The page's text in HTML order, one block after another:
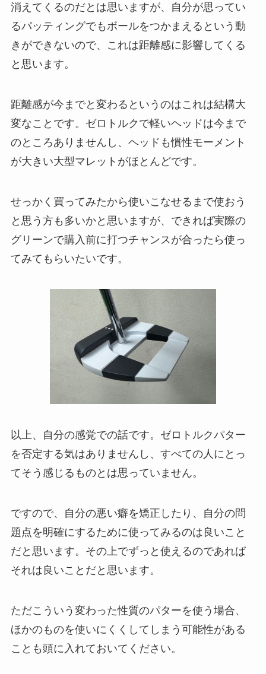
消えてくるのだとは思いますが、自分が思ってい
るパッティングでもボールをつかまえるという動
きができないので、これは距離感に影響してくる
と思います。
距離感が今までと変わるというのはこれは結構大
変なことです。ゼロトルクで軽いヘッドは今まで
のところありませんし、ヘッドも慣性モーメント
が大きい大型マレットがほとんどです。
せっかく買ってみたから使いこなせるまで使おう
と思う方も多いかと思いますが、できれば実際の
グリーンで購入前に打つチャンスが合ったら使っ
てみてもらいたいです。
以上、自分の感覚での話です。ゼロトルクパター
を否定する気はありませんし、すべての人にとっ
てそう感じるものとは思っていません。
ですので、自分の悪い癖を矯正したり、自分の問
題点を明確にするために使ってみるのは良いこと
だと思います。その上でずっと使えるのであれば
それは良いことだと思います。
ただこういう変わった性質のパターを使う場合、
ほかのものを使いにくくしてしまう可能性がある
ことも頭に入れておいてください。